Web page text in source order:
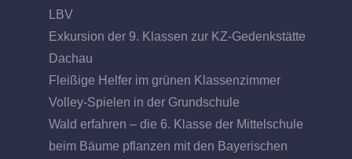
LBV
Exkursion der 9. Klassen zur KZ-Gedenkstätte
Dachau
Fleißige Helfer im grünen Klassenzimmer
Volley-Spielen in der Grundschule
Wald erfahren – die 6. Klasse der Mittelschule
beim Bäume pflanzen mit den Bayerischen